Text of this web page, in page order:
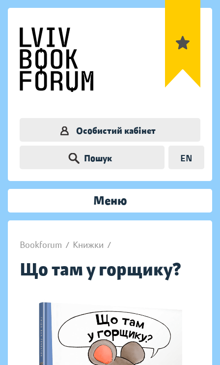
Особистий кабінет
Пошук EN
Меню
Bookforum / Книжки /
Що там у горщику?